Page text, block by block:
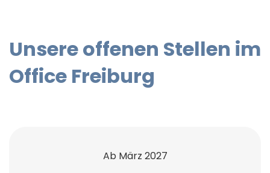
Unsere offenen Stellen im
Office Freiburg
Ab März 2027